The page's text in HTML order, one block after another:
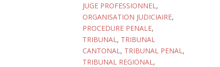
JUGE PROFESSIONNEL,
ORGANISATION JUDICIAIRE,
PROCEDURE PENALE,
TRIBUNAL, TRIBUNAL
CANTONAL, TRIBUNAL PENAL,
TRIBUNAL REGIONAL,